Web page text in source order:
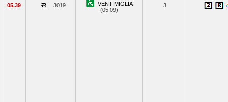
05.39 3019
VENTIMIGLIA
(05.09)
3